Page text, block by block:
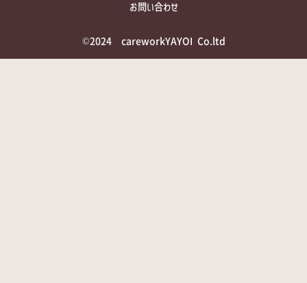
お問い合わせ
©2024 careworkYAYOI Co.ltd